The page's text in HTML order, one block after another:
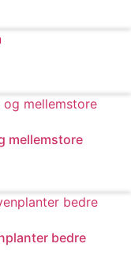
mellemstore
bedre